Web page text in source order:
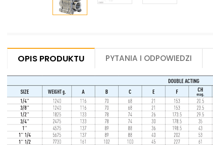
Opis produktu Pytania i odpowiedzi